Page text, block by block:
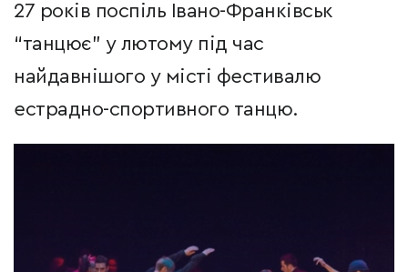
27 років поспіль Івано-Франківськ
“танцює” у лютому під час
найдавнішого у місті фестивалю
естрадно-спортивного танцю.